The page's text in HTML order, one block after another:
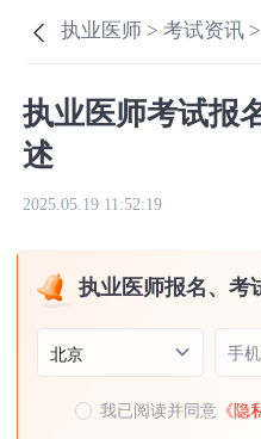
执业医师 >考试资讯 >
执业医师考试报
述
2025.05.19 11:52:19
执业医师报名、考
北京 手
我已阅读并同意 《隐